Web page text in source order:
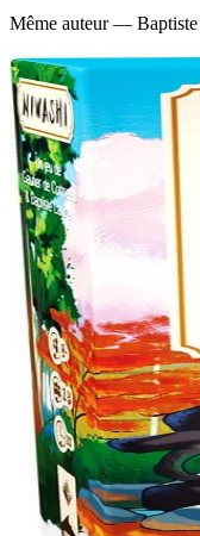
Même auteur —